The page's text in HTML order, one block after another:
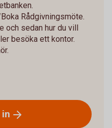
Rådgivningsmöte.
och sedan hur du vill
besöka ett kontor.
in